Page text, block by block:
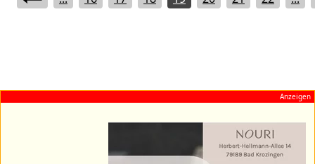
Anzeigen